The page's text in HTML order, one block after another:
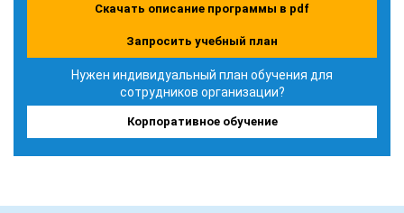
Скачать описание программы в pdf
Запросить учебный план
Нужен индивидуальный план обучения для
сотрудников организации?
Корпоративное обучение